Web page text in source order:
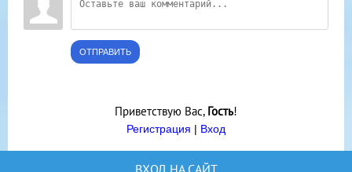
ОТПРАВИТЬ
Приветствую Вас, Гость!
Регистрация | Вход